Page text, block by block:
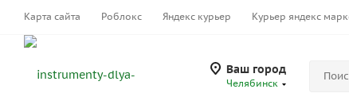
Карта сайта Роблокс Яндекс курьер Курьер яндекс
Ваш город
Челябинск